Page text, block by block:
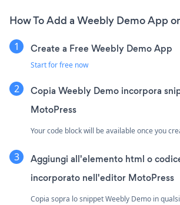
How To Add a Weebly Demo App
Create a Free Weebly Demo App
Start for free now
Copia Weebly Demo incorpora
MotoPress
Your code block will be available once you
Aggiungi all'elemento html o
incorporato nell'editor MotoPress
Copia sopra lo snippet Weebly Demo in